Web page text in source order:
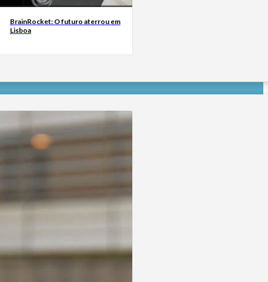
BrainRocket: O futuro aterrou em
Lisboa